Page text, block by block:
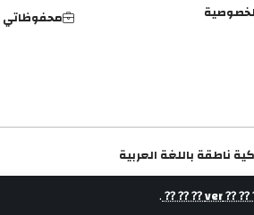
⁇ ⁇ ⁇ ⁇
.
محفوظاتي
ناطقة باللغة العربية